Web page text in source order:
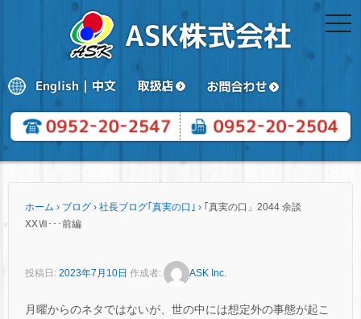
ホーム › ブログ › 社長ブログ｢真実の口｣ › ｢真実の口」2044 余談
XXⅦ･･･前編
投稿日: 2023年7月10日 作成者: ASK Inc.
月曜からのネタではないが、世の中には想定外の事態が起こ